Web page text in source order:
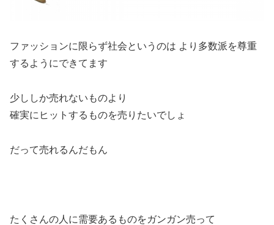
ファッションに限らず社会というのは より多数派を尊重
するようにできてます
少ししか売れないものより
確実にヒットするものを売りたいでしょ
だって売れるんだもん
たくさんの人に需要あるものをガンガン売って